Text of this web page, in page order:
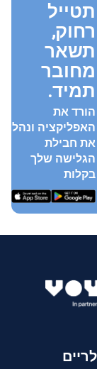
תטייל
רחוק,
תשאר
מחובר
תמיד.
הורד את
האפליקציה ונהל
את חבילת
הגלישה שלך
בקלות